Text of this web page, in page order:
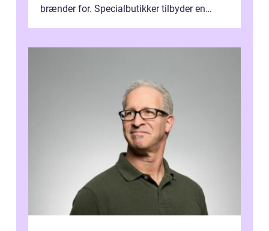
brænder for. Specialbutikker tilbyder en